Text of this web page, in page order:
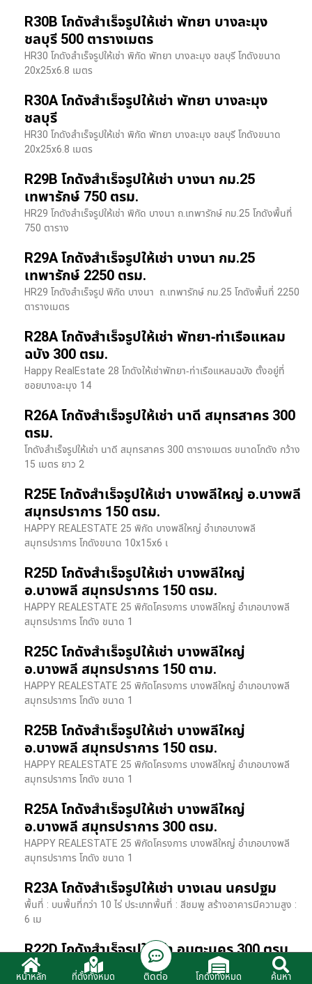
R30B โกดังสำเร็จรูปให้เช่า พัทยา บางละมุง
ชลบุรี 500 ตารางเมตร
HR30 โกดังสำเร็จรูปให้เช่า พิกัด พัทยา บางละมุง ชลบุรี โกดังขนาด
20x25x6.8 เมตร
R30A โกดังสำเร็จรูปให้เช่า พัทยา บางละมุง
ชลบุรี
HR30 โกดังสำเร็จรูปให้เช่า พิกัด พัทยา บางละมุง ชลบุรี โกดังขนาด
20x25x6.8 เมตร
R29B โกดังสำเร็จรูปให้เช่า บางนา กม.25
เทพารักษ์ 750 ตรม.
HR29 โกดังสำเร็จรูปให้เช่า พิกัด บางนา​ ถ.เทพารักษ์ กม.25 โกดังพื้นที่
750 ตาราง
R29A โกดังสำเร็จรูปให้เช่า บางนา กม.25
เทพารักษ์ 2250 ตรม.
HR29 โกดังสำเร็จรูป พิกัด บางนา​ ถ.เทพารักษ์ กม.25 โกดังพื้นที่ 2250
ตารางเมตร
R28A โกดังสำเร็จรูปให้เช่า พัทยา-ท่าเรือแหลม
ฉบัง 300 ตรม.
Happy RealEstate 28 โกดังให้เช่าพัทยา-ท่าเรือแหลมฉบัง ตั้งอยู่ที่
ซอยบางละมุง 14
R26A โกดังสำเร็จรูปให้เช่า นาดี สมุทรสาคร 300
ตรม.
โกดังสำเร็จรูปให้เช่า นาดี สมุทรสาคร 300 ตารางเมตร ขนาดโกดัง กว้าง
15 เมตร ยาว 2
R25E โกดังสำเร็จรูปให้เช่า บางพลีใหญ่ อ.บางพลี
สมุทรปราการ 150 ตรม.
HAPPY REALESTATE 25 พิกัด บางพลีใหญ่ อำเภอบางพลี
สมุทรปราการ โกดังขนาด 10x15x6 เ
R25D โกดังสำเร็จรูปให้เช่า บางพลีใหญ่
อ.บางพลี สมุทรปราการ 150 ตรม.
HAPPY REALESTATE 25 พิกัดโครงการ บางพลีใหญ่ อำเภอบางพลี
สมุทรปราการ โกดัง ขนาด 1
R25C โกดังสำเร็จรูปให้เช่า บางพลีใหญ่
อ.บางพลี สมุทรปราการ 150 ตาม.
HAPPY REALESTATE 25 พิกัดโครงการ บางพลีใหญ่ อำเภอบางพลี
สมุทรปราการ โกดัง ขนาด 1
R25B โกดังสำเร็จรูปให้เช่า บางพลีใหญ่
อ.บางพลี สมุทรปราการ 150 ตรม.
HAPPY REALESTATE 25 พิกัดโครงการ บางพลีใหญ่ อำเภอบางพลี
สมุทรปราการ โกดัง ขนาด 1
R25A โกดังสำเร็จรูปให้เช่า บางพลีใหญ่
อ.บางพลี สมุทรปราการ 300 ตรม.
HAPPY REALESTATE 25 พิกัดโครงการ บางพลีใหญ่ อำเภอบางพลี
สมุทรปราการ โกดัง ขนาด 1
R23A โกดังสำเร็จรูปให้เช่า บางเลน นครปฐม
พื้นที่ : บนพื้นที่กว่า 10 ไร่ ประเภทพื้นที่ : สีชมพู สร้างอาคารมีความสูง :
6 เม
R22D โกดังสำเร็จรูปให้เช่า อมตะนคร 300 ตรม.
HR22 โกดังสำเร็จรูปให้เช่า พิกัด ติดนิคมอมตะนคร อ.พานทอง จ.ชลบุรี
รายละเอียดโรงง
หน้าหลัก ที่ตั้งทั้งหมด ติดต่อ โกดังทั้งหมด ค้นหา